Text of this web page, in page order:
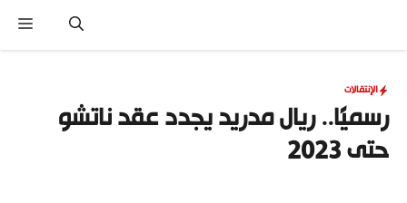
المحتوى
الإنتقالات
رسميًا.. ريال مدريد يجدد عقد ناتشو
حتى 2023